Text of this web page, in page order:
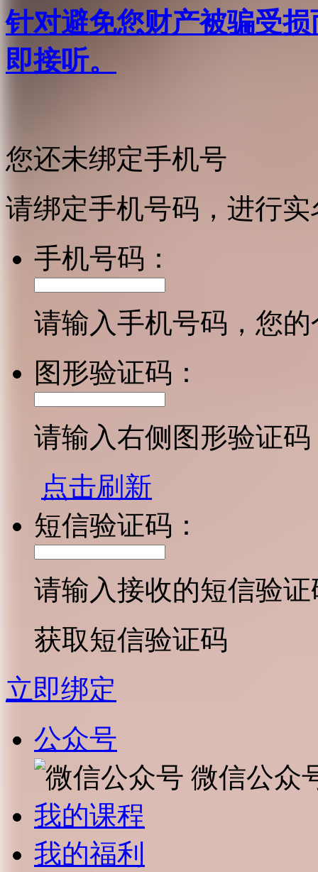
针对避免您财产被骗受
即接听。
您还未绑定手机号
请绑定手机号码，进行
手机号码：
请输入手机号码，您
图形验证码：
请输入右侧图形验证码
点击刷新
短信验证码：
请输入接收的短信验证
获取短信验证码
立即绑定
公众号
微信公众
我的课程
我的福利